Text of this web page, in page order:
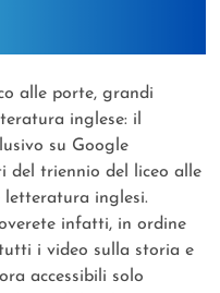
alle porte, grandi
inglese: il
su Google
del triennio del liceo alle
letteratura inglesi.
infatti, in ordine
i video sulla storia e
accessibili solo